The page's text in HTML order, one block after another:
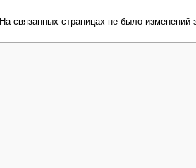
На связанных страницах не было изменений